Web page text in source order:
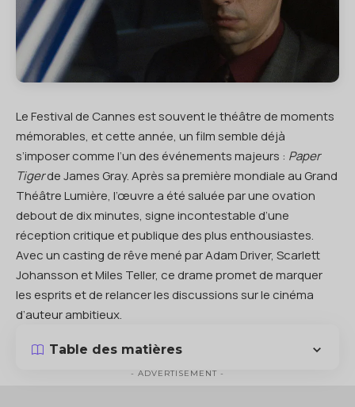
Le Festival de Cannes est souvent le théâtre de moments
mémorables, et cette année, un film semble déjà
s’imposer comme l’un des événements majeurs : Paper
Tigerde James Gray. Après sa première mondiale au Grand
Théâtre Lumière, l’œuvre a été saluée par une ovation
debout de dix minutes, signe incontestable d’une
réception critique et publique des plus enthousiastes.
Avec un casting de rêve mené par Adam Driver, Scarlett
Johansson et Miles Teller, ce drame promet de marquer
les esprits et de relancer les discussions sur le cinéma
d’auteur ambitieux.
Table des matières
- ADVERTISEMENT -